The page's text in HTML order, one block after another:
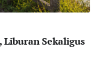
Liburan Sekaligus